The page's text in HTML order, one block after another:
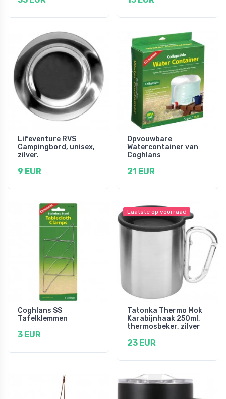
Lifeventure RVS
Campingbord, unisex,
zilver.
9 EUR
Opvouwbare
Watercontainer van
Coghlans
21 EUR
Coghlans SS
Tafelklemmen
3 EUR
Laatste op voorraad
Tatonka Thermo Mok
Karabijnhaak 250ml,
thermosbeker, zilver
23 EUR